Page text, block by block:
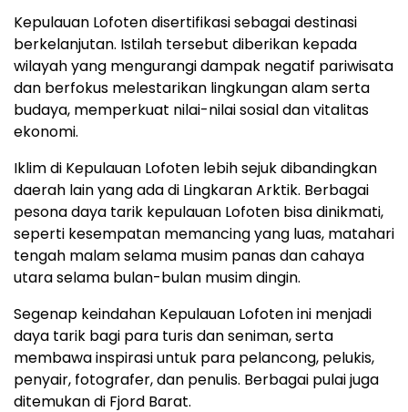
Kepulauan Lofoten disertifikasi sebagai destinasi
berkelanjutan. Istilah tersebut diberikan kepada
wilayah yang mengurangi dampak negatif pariwisata
dan berfokus melestarikan lingkungan alam serta
budaya, memperkuat nilai-nilai sosial dan vitalitas
ekonomi.
Iklim di Kepulauan Lofoten lebih sejuk dibandingkan
daerah lain yang ada di Lingkaran Arktik. Berbagai
pesona daya tarik kepulauan Lofoten bisa dinikmati,
seperti kesempatan memancing yang luas, matahari
tengah malam selama musim panas dan cahaya
utara selama bulan-bulan musim dingin.
Segenap keindahan Kepulauan Lofoten ini menjadi
daya tarik bagi para turis dan seniman, serta
membawa inspirasi untuk para pelancong, pelukis,
penyair, fotografer, dan penulis. Berbagai pulai juga
ditemukan di Fjord Barat.